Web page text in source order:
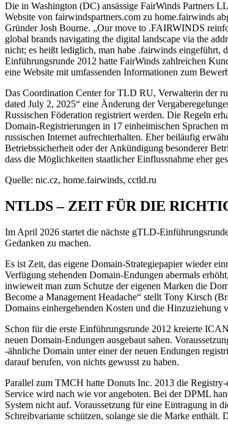
Die in Washington (DC) ansässige FairWinds Partners
Website von fairwindspartners.com zu home.fairwinds
Gründer Josh Bourne. „Our move to .FAIRWINDS
global brands navigating the digital landscape via the
nicht; es heißt lediglich, man habe .fairwinds eingeführt,
Einführungsrunde 2012 hatte FairWinds zahlreichen
eine Website mit umfassenden Informationen zum
Das Coordination Center for TLD RU, Verwalterin der
dated July 2, 2025“ eine Änderung der
Russischen Föderation registriert werden. Die Regeln
Domain-Registrierungen in 17 einheimischen Sprachen
russischen Internet aufrechterhalten. Eher beiläufig
Betriebssicherheit oder der Ankündigung besonderer
dass die Möglichkeiten staatlicher Einflussnahme eher
Quelle: nic.cz, home.fairwinds, cctld.ru
NTLDS – ZEIT FÜR DIE
Im April 2026 startet die nächste gTLD-
Gedanken zu machen.
Es ist Zeit, das eigene Domain-Strategiepapier wieder
Verfügung stehenden Domain-Endungen abermals
inwieweit man zum Schutze der eigenen Marken die
Become a Management Headache“ stellt Tony Kirsch
Domains einhergehenden Kosten und die
Schon für die erste Einführungsrunde 2012 kreierte
neuen Domain-Endungen ausgebaut sahen.
-ähnliche Domain unter einer der neuen Endungen
darauf berufen, von nichts gewusst zu haben.
Parallel zum TMCH hatte Donuts Inc. 2013 die
Service wird nach wie vor angeboten. Bei der DPML
System nicht auf. Voraussetzung für eine Eintragung in
Schreibvariante schützen, solange sie die Marke